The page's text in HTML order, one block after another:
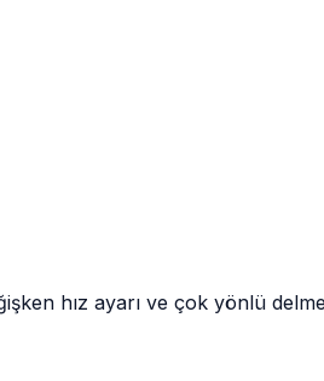
hız ayarı ve çok yönlü